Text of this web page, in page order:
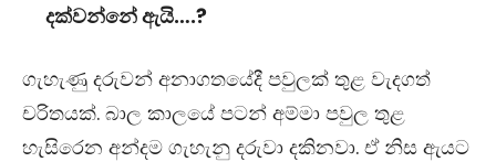
දක්වන්නේ ඇයි….?
ගැහැණු දරුවන් අනාගතයේදී පවුලක් තුළ වැදගත්
චරිතයක්. බාල කාලයේ පටන් අම්මා පවුල තුළ
හැසිරෙන අන්දම ගැහැනු දරුවා දකිනවා. ඒ නිස ඇයට